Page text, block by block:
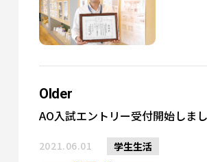
Older
AO入試エントリー受付開始しまし
2021.06.01 学生生活